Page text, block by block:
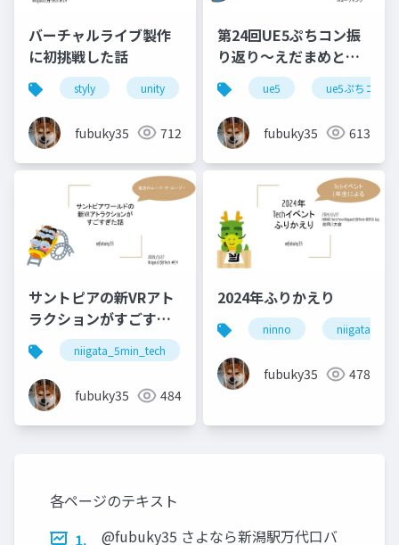
バーチャルライブ製作
に初挑戦した話
styly unity バーチャルライブ hmv2024
fubuky35 712
第24回UE5ぷちコン振
り返り～えだまめと過
ごした夏～
ue5 ue5ぷちコン
fubuky35 613
サントピアの新VRアト
ラクションがすごすぎ
た話
niigata_5min_tech
fubuky35 484
2024年ふりかえり
ninno
fubuky35 478
各ページのテキスト
1.
@fubuky35 さよなら新潟駅万代口バ